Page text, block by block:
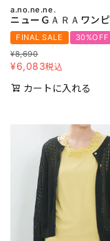
a.no.ne.ne.
ニューＧＡＲＡワンピ
FINAL SALE
30%OFF
¥8,690
¥6,083税込
カートに入れる